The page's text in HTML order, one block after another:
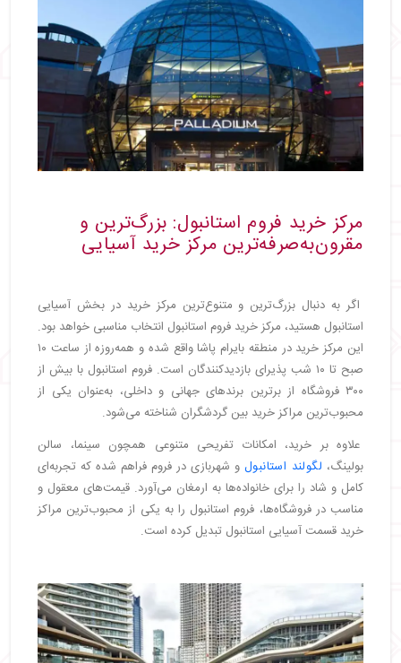
مرکز خرید فروم استانبول: بزرگ‌ترین و
مقرون‌به‌صرفه‌ترین مرکز خرید آسیایی
اگر به دنبال بزرگ‌ترین و متنوع‌ترین مرکز خرید در بخش آسیایی
استانبول هستید، مرکز خرید فروم استانبول انتخاب مناسبی خواهد بود.
این مرکز خرید در منطقه بایرام پاشا واقع شده و همه‌روزه از ساعت ۱۰
صبح تا ۱۰ شب پذیرای بازدیدکنندگان است. فروم استانبول با بیش از
۳۰۰ فروشگاه از برترین برندهای جهانی و داخلی، به‌عنوان یکی از
محبوب‌ترین مراکز خرید بین گردشگران شناخته می‌شود.
علاوه بر خرید، امکانات تفریحی متنوعی همچون سینما، سالن
بولینگ، لگولند استانبولو شهربازی در فروم فراهم شده که تجربه‌ای
کامل و شاد را برای خانواده‌ها به ارمغان می‌آورد. قیمت‌های معقول و
مناسب در فروشگاه‌ها، فروم استانبول را به یکی از محبوب‌ترین مراکز
خرید قسمت آسیایی استانبول تبدیل کرده است.